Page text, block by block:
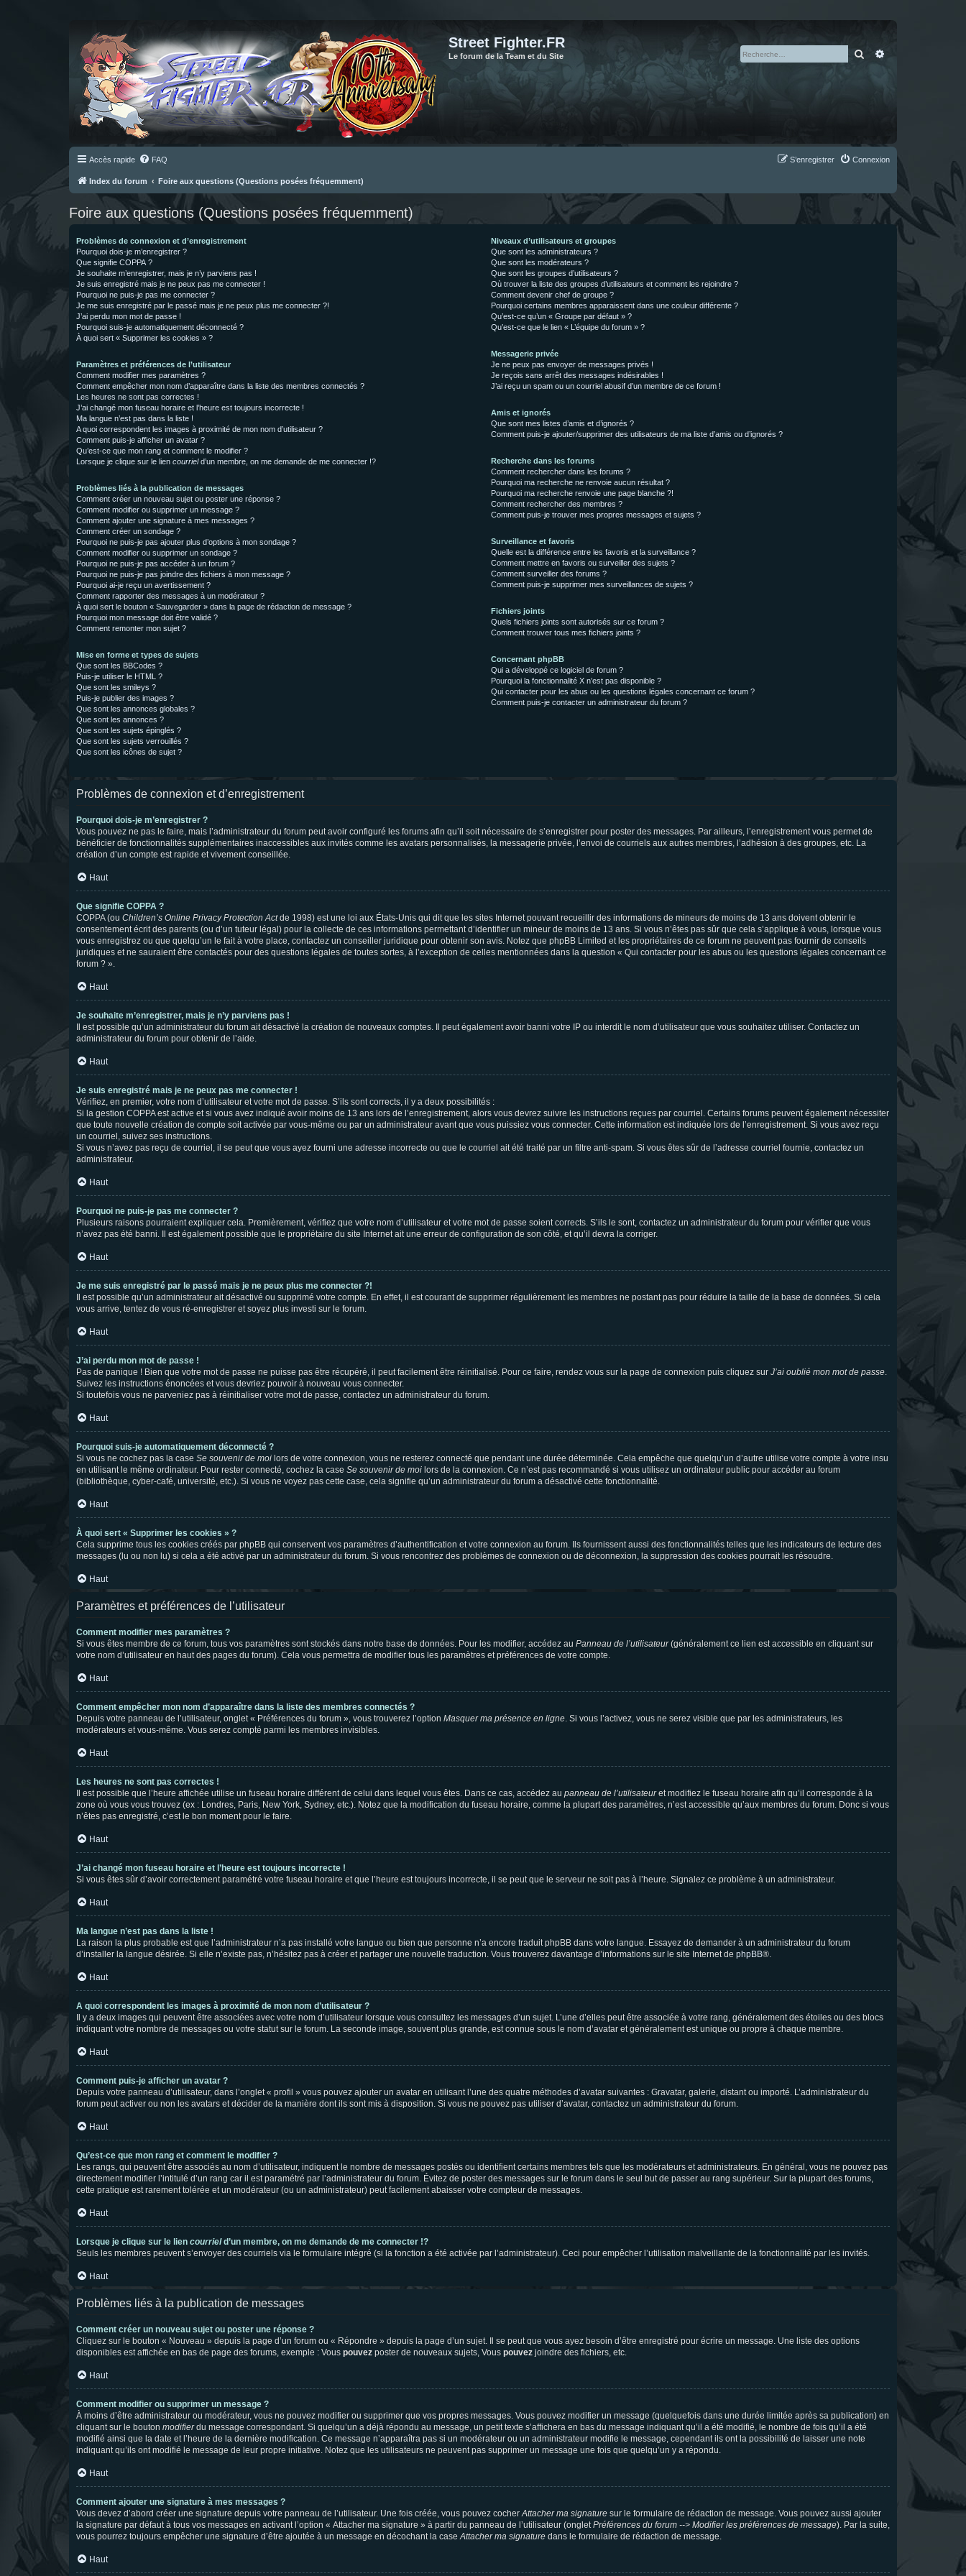
Street Fighter.FR
Le forum de la Team et du Site Rechercher
Accès rapide FAQ Connexion
S’enregistrer
Index du forum Foire aux questions (Questions posées fréquemment)
Foire aux questions (Questions posées fréquemment)
Problèmes de connexion et d’enregistrement
Pourquoi dois-je m’enregistrer ?
Que signifie COPPA ?
Je souhaite m’enregistrer, mais je n’y parviens pas !
Je suis enregistré mais je ne peux pas me connecter !
Pourquoi ne puis-je pas me connecter ?
Je me suis enregistré par le passé mais je ne peux plus me connecter ?!
J’ai perdu mon mot de passe !
Pourquoi suis-je automatiquement déconnecté ?
À quoi sert « Supprimer les cookies » ?
Paramètres et préférences de l’utilisateur
Comment modifier mes paramètres ?
Comment empêcher mon nom d’apparaître dans la liste des membres connectés ?
Les heures ne sont pas correctes !
J’ai changé mon fuseau horaire et l’heure est toujours incorrecte !
Ma langue n’est pas dans la liste !
A quoi correspondent les images à proximité de mon nom d’utilisateur ?
Comment puis-je afficher un avatar ?
Qu’est-ce que mon rang et comment le modifier ?
Lorsque je clique sur le lien courrield’un membre, on me demande de me connecter !?
Problèmes liés à la publication de messages
Comment créer un nouveau sujet ou poster une réponse ?
Comment modifier ou supprimer un message ?
Comment ajouter une signature à mes messages ?
Comment créer un sondage ?
Pourquoi ne puis-je pas ajouter plus d’options à mon sondage ?
Comment modifier ou supprimer un sondage ?
Pourquoi ne puis-je pas accéder à un forum ?
Pourquoi ne puis-je pas joindre des fichiers à mon message ?
Pourquoi ai-je reçu un avertissement ?
Comment rapporter des messages à un modérateur ?
À quoi sert le bouton « Sauvegarder » dans la page de rédaction de message ?
Pourquoi mon message doit être validé ?
Comment remonter mon sujet ?
Mise en forme et types de sujets
Que sont les BBCodes ?
Puis-je utiliser le HTML ?
Que sont les smileys ?
Puis-je publier des images ?
Que sont les annonces globales ?
Que sont les annonces ?
Que sont les sujets épinglés ?
Que sont les sujets verrouillés ?
Que sont les icônes de sujet ?
Niveaux d’utilisateurs et groupes
Que sont les administrateurs ?
Que sont les modérateurs ?
Que sont les groupes d’utilisateurs ?
Où trouver la liste des groupes d’utilisateurs et comment les rejoindre ?
Comment devenir chef de groupe ?
Pourquoi certains membres apparaissent dans une couleur différente ?
Qu’est-ce qu’un « Groupe par défaut » ?
Qu’est-ce que le lien « L’équipe du forum » ?
Messagerie privée
Je ne peux pas envoyer de messages privés !
Je reçois sans arrêt des messages indésirables !
J’ai reçu un spam ou un courriel abusif d’un membre de ce forum !
Amis et ignorés
Que sont mes listes d’amis et d’ignorés ?
Comment puis-je ajouter/supprimer des utilisateurs de ma liste d’amis ou d’ignorés ?
Recherche dans les forums
Comment rechercher dans les forums ?
Pourquoi ma recherche ne renvoie aucun résultat ?
Pourquoi ma recherche renvoie une page blanche ?!
Comment rechercher des membres ?
Comment puis-je trouver mes propres messages et sujets ?
Surveillance et favoris
Quelle est la différence entre les favoris et la surveillance ?
Comment mettre en favoris ou surveiller des sujets ?
Comment surveiller des forums ?
Comment puis-je supprimer mes surveillances de sujets ?
Fichiers joints
Quels fichiers joints sont autorisés sur ce forum ?
Comment trouver tous mes fichiers joints ?
Concernant phpBB
Qui a développé ce logiciel de forum ?
Pourquoi la fonctionnalité X n’est pas disponible ?
Qui contacter pour les abus ou les questions légales concernant ce forum ?
Comment puis-je contacter un administrateur du forum ?
Problèmes de connexion et d’enregistrement
Pourquoi dois-je m’enregistrer ?
Vous pouvez ne pas le faire, mais l’administrateur du forum peut avoir configuré les forums afin qu’il soit nécessaire de s’enregistrer pour poster des messages. Par ailleurs, l’enregistrement vous permet de
bénéficier de fonctionnalités supplémentaires inaccessibles aux invités comme les avatars personnalisés, la messagerie privée, l’envoi de courriels aux autres membres, l’adhésion à des groupes, etc. La
création d’un compte est rapide et vivement conseillée.
Haut
Que signifie COPPA ?
COPPA (ou Children’s Online Privacy Protection Actde 1998) est une loi aux États-Unis qui dit que les sites Internet pouvant recueillir des informations de mineurs de moins de 13 ans doivent obtenir le
consentement écrit des parents (ou d’un tuteur légal) pour la collecte de ces informations permettant d’identifier un mineur de moins de 13 ans. Si vous n’êtes pas sûr que cela s’applique à vous, lorsque vous
vous enregistrez ou que quelqu’un le fait à votre place, contactez un conseiller juridique pour obtenir son avis. Notez que phpBB Limited et les propriétaires de ce forum ne peuvent pas fournir de conseils
juridiques et ne sauraient être contactés pour des questions légales de toutes sortes, à l’exception de celles mentionnées dans la question « Qui contacter pour les abus ou les questions légales concernant ce
forum ? ».
Haut
Je souhaite m’enregistrer, mais je n’y parviens pas !
Il est possible qu’un administrateur du forum ait désactivé la création de nouveaux comptes. Il peut également avoir banni votre IP ou interdit le nom d’utilisateur que vous souhaitez utiliser. Contactez un
administrateur du forum pour obtenir de l’aide.
Haut
Je suis enregistré mais je ne peux pas me connecter !
Vérifiez, en premier, votre nom d’utilisateur et votre mot de passe. S’ils sont corrects, il y a deux possibilités :
Si la gestion COPPA est active et si vous avez indiqué avoir moins de 13 ans lors de l’enregistrement, alors vous devrez suivre les instructions reçues par courriel. Certains forums peuvent également nécessiter
que toute nouvelle création de compte soit activée par vous-même ou par un administrateur avant que vous puissiez vous connecter. Cette information est indiquée lors de l’enregistrement. Si vous avez reçu
un courriel, suivez ses instructions.
Si vous n’avez pas reçu de courriel, il se peut que vous ayez fourni une adresse incorrecte ou que le courriel ait été traité par un filtre anti-spam. Si vous êtes sûr de l’adresse courriel fournie, contactez un
administrateur.
Haut
Pourquoi ne puis-je pas me connecter ?
Plusieurs raisons pourraient expliquer cela. Premièrement, vérifiez que votre nom d’utilisateur et votre mot de passe soient corrects. S’ils le sont, contactez un administrateur du forum pour vérifier que vous
n’avez pas été banni. Il est également possible que le propriétaire du site Internet ait une erreur de configuration de son côté, et qu’il devra la corriger.
Haut
Je me suis enregistré par le passé mais je ne peux plus me connecter ?!
Il est possible qu’un administrateur ait désactivé ou supprimé votre compte. En effet, il est courant de supprimer régulièrement les membres ne postant pas pour réduire la taille de la base de données. Si cela
vous arrive, tentez de vous ré-enregistrer et soyez plus investi sur le forum.
Haut
J’ai perdu mon mot de passe !
Pas de panique ! Bien que votre mot de passe ne puisse pas être récupéré, il peut facilement être réinitialisé. Pour ce faire, rendez vous sur la page de connexion puis cliquez sur J’ai oublié mon mot de passe.
Suivez les instructions énoncées et vous devriez pouvoir à nouveau vous connecter.
Si toutefois vous ne parveniez pas à réinitialiser votre mot de passe, contactez un administrateur du forum.
Haut
Pourquoi suis-je automatiquement déconnecté ?
Si vous ne cochez pas la case Se souvenir de moi lors de votre connexion, vous ne resterez connecté que pendant une durée déterminée. Cela empêche que quelqu’un d’autre utilise votre compte à votre insu
en utilisant le même ordinateur. Pour rester connecté, cochez la case Se souvenir de moi lors de la connexion. Ce n’est pas recommandé si vous utilisez un ordinateur public pour accéder au forum
(bibliothèque, cyber-café, université, etc.). Si vous ne voyez pas cette case, cela signifie qu’un administrateur du forum a désactivé cette fonctionnalité.
Haut
À quoi sert « Supprimer les cookies » ?
Cela supprime tous les cookies créés par phpBB qui conservent vos paramètres d’authentification et votre connexion au forum. Ils fournissent aussi des fonctionnalités telles que les indicateurs de lecture des
messages (lu ou non lu) si cela a été activé par un administrateur du forum. Si vous rencontrez des problèmes de connexion ou de déconnexion, la suppression des cookies pourrait les résoudre.
Haut
Paramètres et préférences de l’utilisateur
Comment modifier mes paramètres ?
Si vous êtes membre de ce forum, tous vos paramètres sont stockés dans notre base de données. Pour les modifier, accédez au Panneau de l’utilisateur(généralement ce lien est accessible en cliquant sur
votre nom d’utilisateur en haut des pages du forum). Cela vous permettra de modifier tous les paramètres et préférences de votre compte.
Haut
Comment empêcher mon nom d’apparaître dans la liste des membres connectés ?
Depuis votre panneau de l’utilisateur, onglet « Préférences du forum », vous trouverez l’option Masquer ma présence en ligne. Si vous l’activez, vous ne serez visible que par les administrateurs, les
modérateurs et vous-même. Vous serez compté parmi les membres invisibles.
Haut
Les heures ne sont pas correctes !
Il est possible que l’heure affichée utilise un fuseau horaire différent de celui dans lequel vous êtes. Dans ce cas, accédez au panneau de l’utilisateuret modifiez le fuseau horaire afin qu’il corresponde à la
zone où vous vous trouvez (ex : Londres, Paris, New York, Sydney, etc.). Notez que la modification du fuseau horaire, comme la plupart des paramètres, n’est accessible qu’aux membres du forum. Donc si vous
n’êtes pas enregistré, c’est le bon moment pour le faire.
Haut
J’ai changé mon fuseau horaire et l’heure est toujours incorrecte !
Si vous êtes sûr d’avoir correctement paramétré votre fuseau horaire et que l’heure est toujours incorrecte, il se peut que le serveur ne soit pas à l’heure. Signalez ce problème à un administrateur.
Haut
Ma langue n’est pas dans la liste !
La raison la plus probable est que l’administrateur n’a pas installé votre langue ou bien que personne n’a encore traduit phpBB dans votre langue. Essayez de demander à un administrateur du forum
d’installer la langue désirée. Si elle n’existe pas, n’hésitez pas à créer et partager une nouvelle traduction. Vous trouverez davantage d’informations sur le site Internet de phpBB®.
Haut
A quoi correspondent les images à proximité de mon nom d’utilisateur ?
Il y a deux images qui peuvent être associées avec votre nom d’utilisateur lorsque vous consultez les messages d’un sujet. L’une d’elles peut être associée à votre rang, généralement des étoiles ou des blocs
indiquant votre nombre de messages ou votre statut sur le forum. La seconde image, souvent plus grande, est connue sous le nom d’avatar et généralement est unique ou propre à chaque membre.
Haut
Comment puis-je afficher un avatar ?
Depuis votre panneau d’utilisateur, dans l’onglet « profil » vous pouvez ajouter un avatar en utilisant l’une des quatre méthodes d’avatar suivantes : Gravatar, galerie, distant ou importé. L’administrateur du
forum peut activer ou non les avatars et décider de la manière dont ils sont mis à disposition. Si vous ne pouvez pas utiliser d’avatar, contactez un administrateur du forum.
Haut
Qu’est-ce que mon rang et comment le modifier ?
Les rangs, qui peuvent être associés au nom d’utilisateur, indiquent le nombre de messages postés ou identifient certains membres tels que les modérateurs et administrateurs. En général, vous ne pouvez pas
directement modifier l’intitulé d’un rang car il est paramétré par l’administrateur du forum. Évitez de poster des messages sur le forum dans le seul but de passer au rang supérieur. Sur la plupart des forums,
cette pratique est rarement tolérée et un modérateur (ou un administrateur) peut facilement abaisser votre compteur de messages.
Haut
Lorsque je clique sur le lien courrield’un membre, on me demande de me connecter !?
Seuls les membres peuvent s’envoyer des courriels via le formulaire intégré (si la fonction a été activée par l’administrateur). Ceci pour empêcher l’utilisation malveillante de la fonctionnalité par les invités.
Haut
Problèmes liés à la publication de messages
Comment créer un nouveau sujet ou poster une réponse ?
Cliquez sur le bouton « Nouveau » depuis la page d’un forum ou « Répondre » depuis la page d’un sujet. Il se peut que vous ayez besoin d’être enregistré pour écrire un message. Une liste des options
disponibles est affichée en bas de page des forums, exemple : Vous pouvez poster de nouveaux sujets, Vous pouvez joindre des fichiers, etc.
Haut
Comment modifier ou supprimer un message ?
À moins d’être administrateur ou modérateur, vous ne pouvez modifier ou supprimer que vos propres messages. Vous pouvez modifier un message (quelquefois dans une durée limitée après sa publication) en
cliquant sur le bouton modifierdu message correspondant. Si quelqu’un a déjà répondu au message, un petit texte s’affichera en bas du message indiquant qu’il a été modifié, le nombre de fois qu’il a été
modifié ainsi que la date et l’heure de la dernière modification. Ce message n’apparaîtra pas si un modérateur ou un administrateur modifie le message, cependant ils ont la possibilité de laisser une note
indiquant qu’ils ont modifié le message de leur propre initiative. Notez que les utilisateurs ne peuvent pas supprimer un message une fois que quelqu’un y a répondu.
Haut
Comment ajouter une signature à mes messages ?
Vous devez d’abord créer une signature depuis votre panneau de l’utilisateur. Une fois créée, vous pouvez cocherAttacher ma signature sur le formulaire de rédaction de message. Vous pouvez aussi ajouter
la signature par défaut à tous vos messages en activant l’option « Attacher ma signature » à partir du panneau de l’utilisateur (ongletPréférences du forum --> Modifier les préférences de message). Par la suite,
vous pourrez toujours empêcher une signature d’être ajoutée à un message en décochant la caseAttacher ma signature dans le formulaire de rédaction de message.
Haut